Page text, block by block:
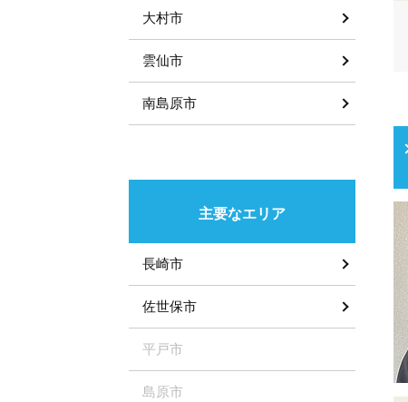
大村市
雲仙市
南島原市
主要なエリア
長崎市
佐世保市
平戸市
島原市